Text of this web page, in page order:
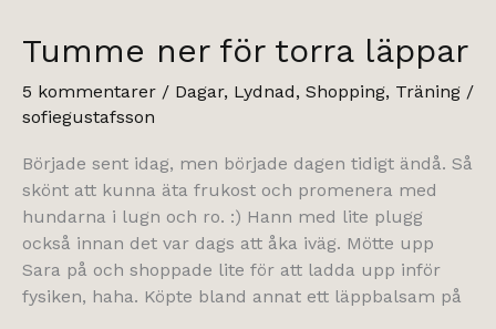
Tumme ner för torra läppar
5 kommentarer / Dagar, Lydnad, Shopping, Träning /
sofiegustafsson
Började sent idag, men började dagen tidigt ändå. Så
skönt att kunna äta frukost och promenera med
hundarna i lugn och ro. :) Hann med lite plugg
också innan det var dags att åka iväg. Mötte upp
Sara på och shoppade lite för att ladda upp inför
fysiken, haha. Köpte bland annat ett läppbalsam på